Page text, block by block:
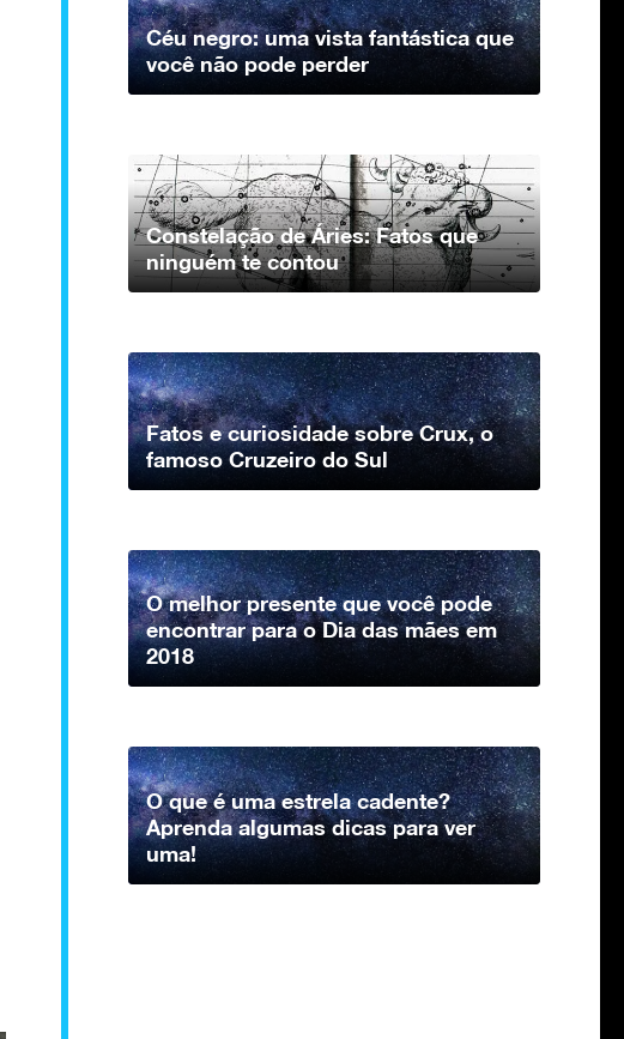
Céu negro: uma vista fantástica que
você não pode perder
Constelação de Áries: Fatos que
ninguém te contou
Fatos e curiosidade sobre Crux, o
famoso Cruzeiro do Sul
O melhor presente que você pode
encontrar para o Dia das mães em
2018
O que é uma estrela cadente?
Aprenda algumas dicas para ver
uma!